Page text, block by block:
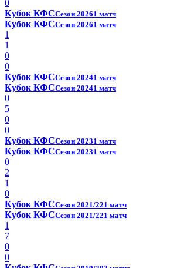
0
Кубок КФССезон 20261 матч
Кубок КФССезон 20261 матч
1
1
0
0
Кубок КФССезон 20241 матч
Кубок КФССезон 20241 матч
0
5
0
0
Кубок КФССезон 20231 матч
Кубок КФССезон 20231 матч
0
2
1
0
Кубок КФССезон 2021/221 матч
Кубок КФССезон 2021/221 матч
1
7
0
0